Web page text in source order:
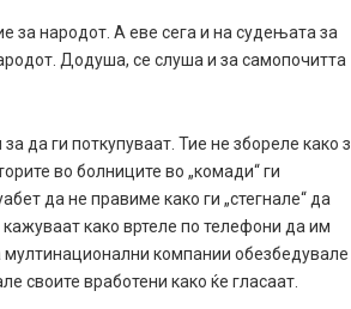
за народот. А еве сега и на судењата за
Додуша, се слуша и за самопочитта
да ги поткупуваат. Тие не збореле како
во болниците во „комади“ ги
да не правиме како ги „стегнале“ да
како вртеле по телефони да им
компании обезбедувале
своите вработени како ќе гласаат.